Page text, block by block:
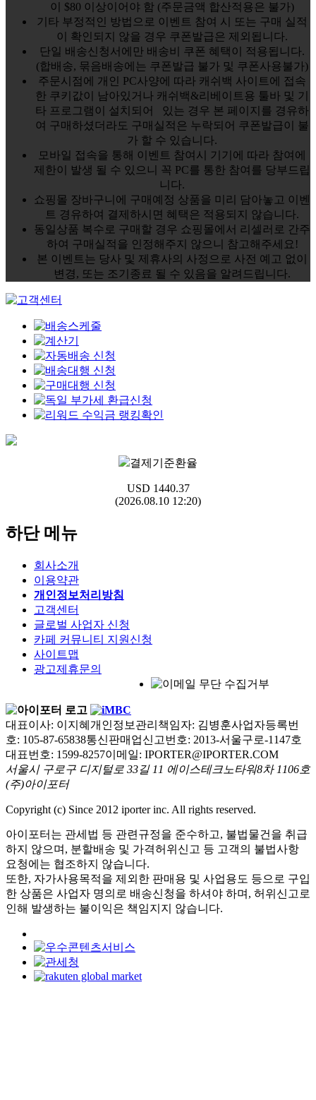
이 $80 이상이어야 함 (주문금액 합산적용은 불가)
기타 부정적인 방법으로 이벤트 참여 시 또는 구매 실적
이 확인되지 않을 경우 쿠폰발급은 제외됩니다.
단일 배송신청서에만 배송비 쿠폰 혜택이 적용됩니다.
(합배송, 묶음배송에는 쿠폰발급 불가 및 쿠폰사용불가)
주문시점에 개인 PC사양에 따라 캐쉬백 사이트에 접속
한 쿠키값이 남아있거나 캐쉬백&리베이트용 툴바 및 기
타 프로그램이 설치되어 있는 경우 본 페이지를 경유하
여 구매하셨더라도 구매실적은 누락되어 쿠폰발급이 불
가 할 수 있습니다.
모바일 접속을 통해 이벤트 참여시 기기에 따라 참여에
제한이 발생 될 수 있으니 꼭 PC를 통한 참여를 당부드립
니다.
쇼핑몰 장바구니에 구매예정 상품을 미리 담아놓고 이벤
트 경유하여 결제하시면 혜택은 적용되지 않습니다.
동일상품 복수로 구매할 경우 쇼핑몰에서 리셀러로 간주
하여 구매실적을 인정해주지 않으니 참고해주세요!
본 이벤트는 당사 및 제휴사의 사정으로 사전 예고 없이
변경, 또는 조기종료 될 수 있음을 알려드립니다.
결제기준환율
USD 1440.37
(2026.08.10 12:20)
하단 메뉴
회사소개
이용약관
개인정보처리방침
고객센터
글로벌 사업자 신청
카페 커뮤니티 지원신청
사이트맵
광고제휴문의
대표이사: 이지혜 개인정보관리책임자: 김병훈사업자등록번
호: 105-87-65838통신판매업신고번호: 2013-서울구로-1147호
대표번호: 1599-8257이메일: IPORTER@IPORTER.COM
서울시 구로구 디지털로 33길 11 에이스테크노타워8차 1106호
(주)아이포터
Copyright (c) Since 2012 iporter inc. All rights reserved.
아이포터는 관세법 등 관련규정을 준수하고, 불법물건을 취급
하지 않으며, 분할배송 및 가격허위신고 등 고객의 불법사항
요청에는 협조하지 않습니다.
또한, 자가사용목적을 제외한 판매용 및 사업용도 등으로 구입
한 상품은 사업자 명의로 배송신청을 하셔야 하며, 허위신고로
인해 발생하는 불이익은 책임지지 않습니다.